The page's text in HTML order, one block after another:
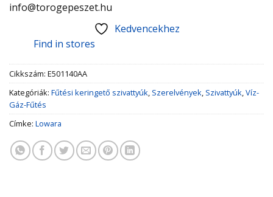
info@torogepeszet.hu
Kedvencekhez
Find in stores
Cikkszám: E501140AA
Kategóriák: Fűtési keringető szivattyúk, Szerelvények, Szivattyúk,Víz-
Gáz-Fűtés
Címke: Lowara